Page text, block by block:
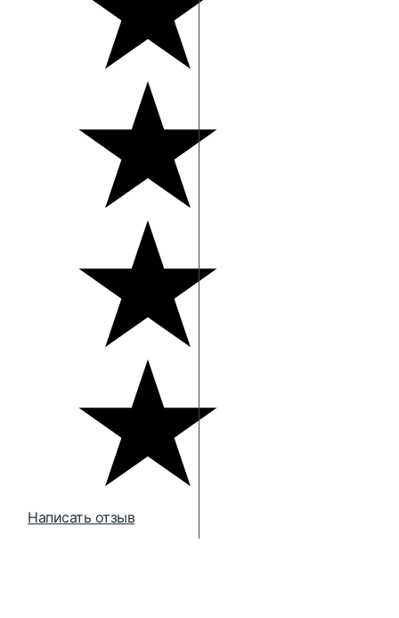
Написать отзыв